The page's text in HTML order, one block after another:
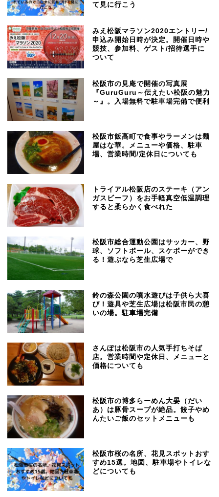
て見に行こう
みえ松阪マラソン2020エントリー/
申込み開始日時が決定。開催日時や
競技、参加料、ゲスト/招待選手に
ついて
松阪市の見庵で開催の写真展
『GuruGuru～伝えたい松阪の魅力
～』。入場無料で駐車場完備で便利
松阪市飯高町で食事やラーメンは麺
屋はな華。メニューや価格、駐車
場、営業時間/定休日についても
トライアル松阪店のステーキ（アン
ガスビーフ）をお手軽真空低温調理
すると柔らかく食べれた
松阪市総合運動公園はサッカー、野
球、ソフトボール、スケボーができ
る！遊ぶなら芝生広場で
鈴の森公園の噴水遊びは子供ら大喜
び！遊具や芝生広場は松阪市民の憩
いの場。駐車場完備
さんぽは松阪市の人気手打ちそば
店。営業時間や定休日、メニューと
価格についても
松阪市の博多らーめん大晏（だい
あ）は豚骨スープが絶品。餃子やめ
んたいご飯のセットメニューも
松阪市桜の名所、花見スポットおす
すめ15選。地図、駐車場やトイレな
どについても